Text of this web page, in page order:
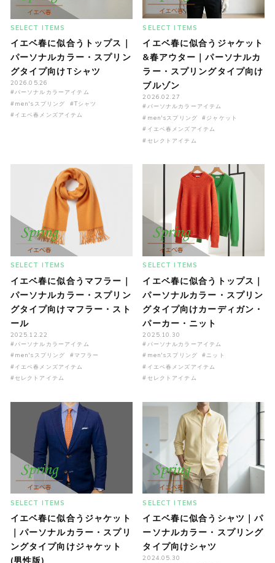
SELECT ITEMS
イエベ春に似合うトップス｜
パーソナルカラー・スプリン
グタイプ向けTシャツ
2026.05.26
#パーソナルカラーアイテム
#men'sスプリング
#Tシャツ
#イエベ春メンズアイテム
SELECT ITEMS
イエベ春に似合うジャケット
&春アウター｜パーソナルカ
ラー・スプリングタイプ向け
ブルゾン
2026.02.27
#パーソナルカラーアイテム
#men'sスプリング
#ジャケット
#イエベ春メンズアイテム
#セレクトアイテム
SELECT ITEMS
イエベ春に似合うマフラー｜
パーソナルカラー・スプリン
グタイプ向けマフラー・スト
ール
2025.12.22
#パーソナルカラーアイテム
#men'sスプリング
#マフラー
#イエベ春メンズアイテム
#セレクトアイテム
SELECT ITEMS
イエベ春に似合うトップス｜
パーソナルカラー・スプリン
グタイプ向けカーディガン・
パーカー・ニット
2025.10.30
#パーソナルカラーアイテム
#men'sスプリング
#ニット
#イエベ春メンズアイテム
#セレクトアイテム
SELECT ITEMS
イエベ春に似合うジャケット
｜パーソナルカラー・スプリ
ングタイプ向けジャケット
(男性版)
SELECT ITEMS
イエベ春に似合うシャツ｜パ
ーソナルカラー・スプリング
タイプ向けシャツ
2024.05.30